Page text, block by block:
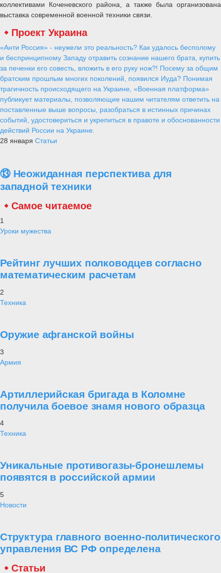
коллективами Коченевского района, а также была организована
выставка современной военной техники связи.
Проект Украина
«Анти Россия» - неужели это реальность? Как удалось бесполому
и беспринципному Западу отравить сознание нашего брата, купить
за печенки его совесть, вложить в его руку нож?! Посему за общим
братским прошлым многих поколений, появился Иуда? Понимая
трагичность происходящего на Украине, «Военная платформа»
публикует материалы, позволяющие нашим читателям ответить на
поставленные выше вопросы, разобраться в истинных причинах
событий, удостовериться и укрепиться в правоте и обоснованности
действий России на Украине.
28 января Статьи
⑬ Неожиданная перспектива для
западной техники
Самое читаемое
1
Уроки мужества
Рейтинг лучших полководцев согласно
математическим расчетам
2
Техника
Оружие афганской войны
3
Армия
Артиллерийская бригада в Коломне
получила боевое знамя нового образца
4
Техника
Уникальные противогазы-бронешлемы
появятся в российской армии
5
Новости
Структура главного военно-политического
управления ВС РФ определена
Статьи